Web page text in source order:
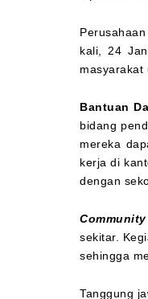
kali, 24
masyarakat
Bantuan
bidang
mereka
kerja di
dengan
Community
sekitar.
sehingga
Tanggung